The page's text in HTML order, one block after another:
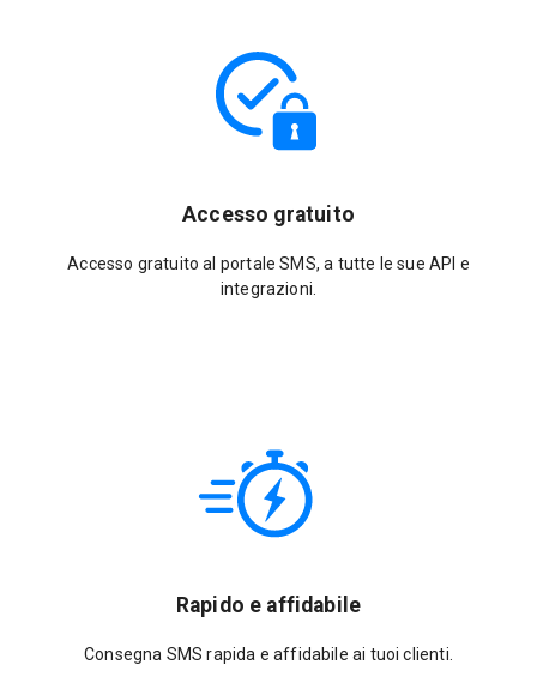
Accesso gratuito
Accesso gratuito al portale SMS, a tutte le sue API e
integrazioni.
Rapido e affidabile
Consegna SMS rapida e affidabile ai tuoi clienti.